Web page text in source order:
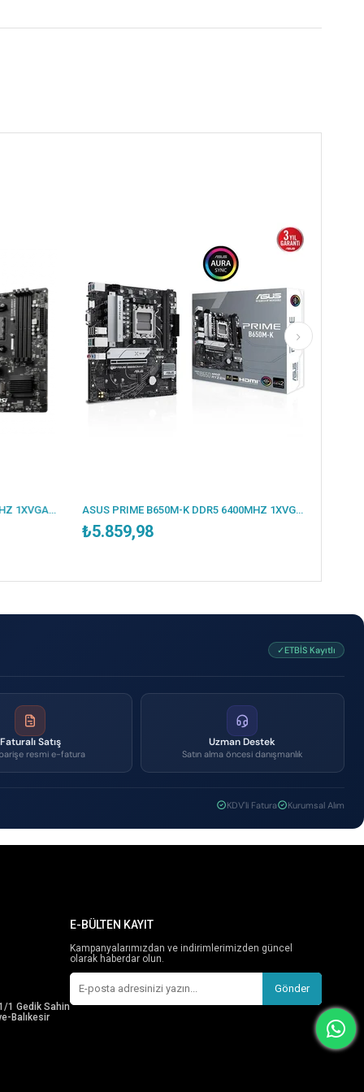
MSI B550M PRO-VDH DDR4 4400MHZ 1XVGA 1XHDMI 1XDP 2XM.2 USB 3.2 MATX AM4 (AMD 5000/4000G/3000 SERİLERİ İLE UYUMLU) ASUS PRIME B650M-K DDR5 6400MHZ 1XVGA 1XHDMI 2XM.2 USB 3.2 MATX AM5 (AMD AM5 9000/8000/7000 SERİLERİ İLE UYUMLU)
₺5.859,98
✓ETBİS Kayıtlı
Faturalı Satış
resmi e-fatura
Uzman Destek
Satın alma öncesi danışmanlık
KDV'li Fatura Kurumsal Alım
1 Gedik Sahin
Balıkesir
E-BÜLTEN KAYIT
Kampanyalarımızdan ve indirimlerimizden güncel
olarak haberdar olun.
Gönder